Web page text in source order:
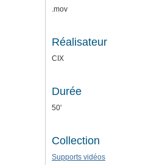
.mov
Réalisateur
CIX
Durée
50'
Collection
Supports vidéos